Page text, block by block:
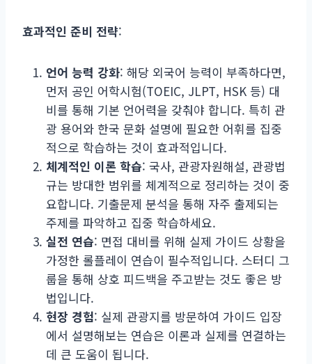
효과적인 준비 전략:
언어 능력 강화: 해당 외국어 능력이 부족하다면,
먼저 공인 어학시험(TOEIC, JLPT, HSK 등) 대
비를 통해 기본 언어력을 갖춰야 합니다. 특히 관
광 용어와 한국 문화 설명에 필요한 어휘를 집중
적으로 학습하는 것이 효과적입니다.
체계적인 이론 학습: 국사, 관광자원해설, 관광법
규는 방대한 범위를 체계적으로 정리하는 것이 중
요합니다. 기출문제 분석을 통해 자주 출제되는
주제를 파악하고 집중 학습하세요.
실전 연습: 면접 대비를 위해 실제 가이드 상황을
가정한 롤플레이 연습이 필수적입니다. 스터디 그
룹을 통해 상호 피드백을 주고받는 것도 좋은 방
법입니다.
현장 경험: 실제 관광지를 방문하여 가이드 입장
에서 설명해보는 연습은 이론과 실제를 연결하는
데 큰 도움이 됩니다.